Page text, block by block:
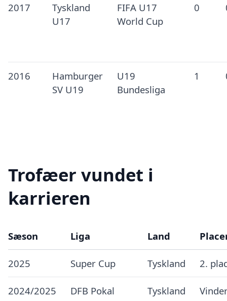
2017
Tyskland
U17
FIFA U17
World Cup
0
2016
Hamburger
SV U19
U19
Bundesliga
1
Trofæer vundet i
karrieren
Sæson Liga Land
2025 Super Cup Tyskland 2.
2024/2025 DFB Pokal Tyskland